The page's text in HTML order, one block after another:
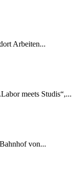
Arbeiten...
meets Studis“,...
von...